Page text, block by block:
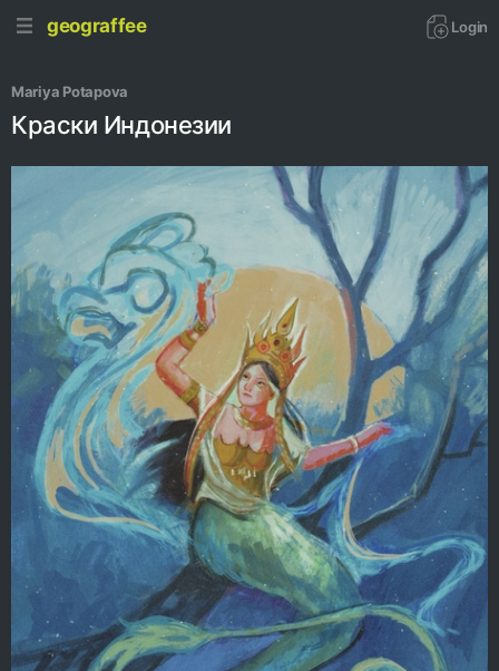
geograffee Login
Mariya Potapova
Краски Индонезии